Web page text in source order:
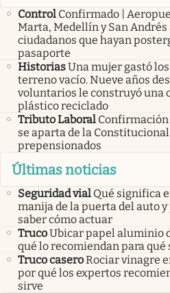
Control Confirmado |
Marta, Medellín y San
ciudadanos que hayan
pasaporte
HistoriasUna mujer gastó
terreno vacío. Nueve años
voluntarios le construyó una
plástico reciclado
Tributo Laboral
se aparta de la
prepensionados
Últimas noticias
Seguridad vial Qué significa
manija de la puerta del auto
saber cómo actuar
TrucoUbicar papel aluminio
qué lo recomiendan para
Truco caseroRociar vinagre
por qué los expertos
sirve